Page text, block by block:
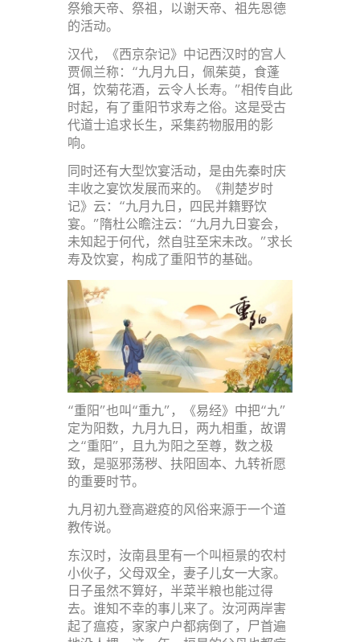
祭飨天帝、祭祖，以谢天帝、祖先恩德
的活动。
汉代，《西京杂记》中记西汉时的宫人
贾佩兰称：“九月九日，佩茱萸，食蓬
饵，饮菊花酒，云令人长寿。”相传自此
时起，有了重阳节求寿之俗。这是受古
代道士追求长生，采集药物服用的影
响。
同时还有大型饮宴活动，是由先秦时庆
丰收之宴饮发展而来的。《荆楚岁时
记》云：“九月九日，四民并籍野饮
宴。”隋杜公瞻注云：“九月九日宴会，
未知起于何代，然自驻至宋未改。”求长
寿及饮宴，构成了重阳节的基础。
“重阳”也叫“重九”，《易经》中把“九”
定为阳数，九月九日，两九相重，故谓
之“重阳”，且九为阳之至尊，数之极
致，是驱邪荡秽、扶阳固本、九转祈愿
的重要时节。
九月初九登高避疫的风俗来源于一个道
教传说。
东汉时，汝南县里有一个叫桓景的农村
小伙子，父母双全，妻子儿女一大家。
日子虽然不算好，半菜半粮也能过得
去。谁知不幸的事儿来了。汝河两岸害
起了瘟疫，家家户户都病倒了，尸首遍